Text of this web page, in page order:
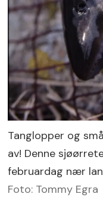
Tanglopper og
av! Denne
februardag nær
Foto: Tommy Egra